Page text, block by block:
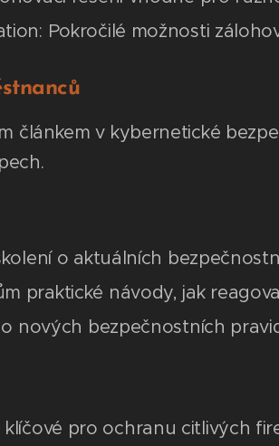
Pokročilé možnosti
článkem v kybernetické
o aktuálních
praktické návody, jak
nových bezpečnostních
klíčové pro ochranu citlivých